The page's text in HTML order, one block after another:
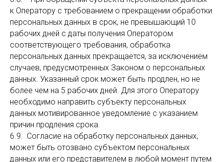
к Оператору с требованием о прекращении обработки
персональных данных в срок, не превышающий 10
рабочих дней с даты получения Оператором
соответствующего требования, обработка
персональных данных прекращается, за исключением
случаев, предусмотренных Законом о персональных
данных. Указанный срок может быть продлен, но не
более чем на 5 рабочих дней. Для этого Оператору
необходимо направить субъекту персональных
данных мотивированное уведомление с указанием
причин продления срока.
6.9. Согласие на обработку персональных данных,
может быть отозвано субъектом персональных
данных или его представителем в любой момент путем